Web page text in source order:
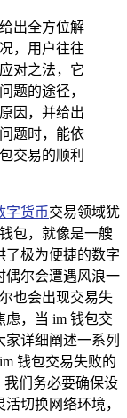
出全方位解
，用户往往
对之法，它
题的途径，
因，并给出
题时，能依
交易的顺利
字货币交易领域犹
包，就像是一艘
了极为便捷的数字
偶尔会遭遇风浪一
也会出现交易失
，当 im 钱包交
详细阐述一系列
钱包交易失败的
我们务必要确保设
切换网络环境，